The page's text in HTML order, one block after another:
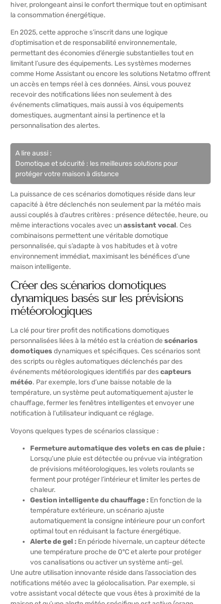
hiver, prolongeant ainsi le confort thermique tout en optimisant
la consommation énergétique.
En 2025, cette approche s’inscrit dans une logique
d’optimisation et de responsabilité environnementale,
permettant des économies d’énergie substantielles tout en
limitant l’usure des équipements. Les systèmes modernes
comme Home Assistant ou encore les solutions Netatmo offrent
un accès en temps réel à ces données. Ainsi, vous pouvez
recevoir des notifications liées non seulement à des
événements climatiques, mais aussi à vos équipements
domestiques, augmentant ainsi la pertinence et la
personnalisation des alertes.
A lire aussi :
Domotique et sécurité : les meilleures solutions pour
protéger votre maison à distance
La puissance de ces scénarios domotiques réside dans leur
capacité à être déclenchés non seulement par la météo mais
aussi couplés à d’autres critères : présence détectée, heure, ou
même interactions vocales avec unassistant vocal. Ces
combinaisons permettent une véritable domotique
personnalisée, qui s’adapte à vos habitudes et à votre
environnement immédiat, maximisant les bénéfices d’une
maison intelligente.
Créer des scénarios domotiques
dynamiques basés sur les prévisions
météorologiques
La clé pour tirer profit des notifications domotiques
personnalisées liées à la météo est la création de scénarios
domotiquesdynamiques et spécifiques. Ces scénarios sont
des scripts ou règles automatiques déclenchés par des
événements météorologiques identifiés par descapteurs
météo. Par exemple, lors d’une baisse notable de la
température, un système peut automatiquement ajuster le
chauffage, fermer les fenêtres intelligentes et envoyer une
notification à l’utilisateur indiquant ce réglage.
Voyons quelques types de scénarios classique :
Fermeture automatique des volets en cas de pluie :
Lorsqu’une pluie est détectée ou prévue via intégration
de prévisions météorologiques, les volets roulants se
ferment pour protéger l’intérieur et limiter les pertes de
chaleur.
Gestion intelligente du chauffage : En fonction de la
température extérieure, un scénario ajuste
automatiquement la consigne intérieure pour un confort
optimal tout en réduisant la facture énergétique.
Alerte de gel : En période hivernale, un capteur détecte
une température proche de 0°C et alerte pour protéger
vos canalisations ou activer un système anti-gel.
Une autre utilisation innovante réside dans l’association des
notifications météo avec la géolocalisation. Par exemple, si
votre assistant vocal détecte que vous êtes à proximité de la